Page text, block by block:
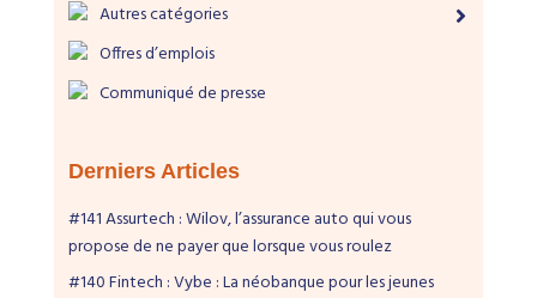
Autres catégories
Offres d’emplois
Communiqué de presse
Derniers Articles
#141 Assurtech : Wilov, l’assurance auto qui vous
propose de ne payer que lorsque vous roulez
#140 Fintech : Vybe : La néobanque pour les jeunes